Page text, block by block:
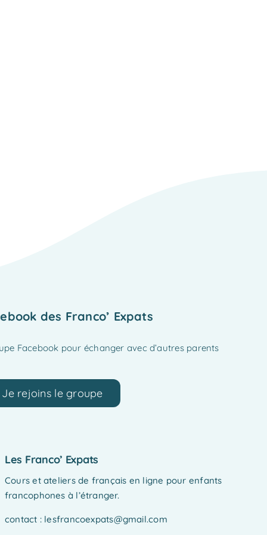
des Franco’ Expats
Facebook pour échanger avec d’autres parents
Je rejoins le groupe
Les Franco’ Expats
Cours et ateliers de français en ligne pour enfants
francophones à l’étranger.
contact : lesfrancoexpats@gmail.com